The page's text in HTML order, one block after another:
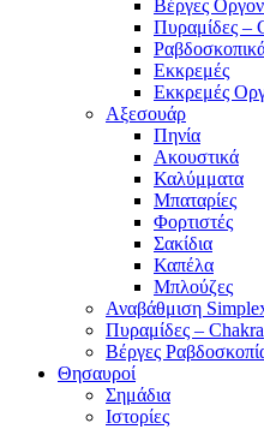
Βέργες
Πυραμίδες –
Εκκρεμές
Εκκρεμές
Αξεσουάρ
Πηνία
Ακουστικά
Καλύμματα
Μπαταρίες
Φορτιστές
Σακίδια
Καπέλα
Μπλούζες
Αναβάθμιση
Πυραμίδες – Chakra
Βέργες
Θησαυροί
Σημάδια
Ιστορίες